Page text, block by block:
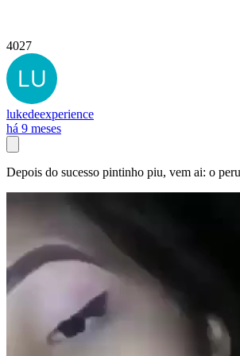
4027
lukedeexperience
há 9 meses
Depois do sucesso pintinho piu, vem ai: o